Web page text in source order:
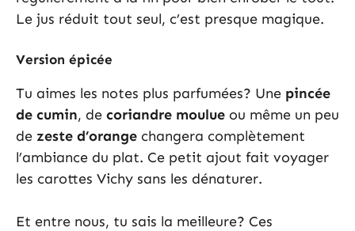
Le jus réduit tout seul, c’est presque magique.
Version épicée
Tu aimes les notes plus parfumées? Une pincée
de cumin, de coriandre moulue ou même un peu
de zeste d’orange changera complètement
l’ambiance du plat. Ce petit ajout fait voyager
les carottes Vichy sans les dénaturer.
Et entre nous, tu sais la meilleure? Ces